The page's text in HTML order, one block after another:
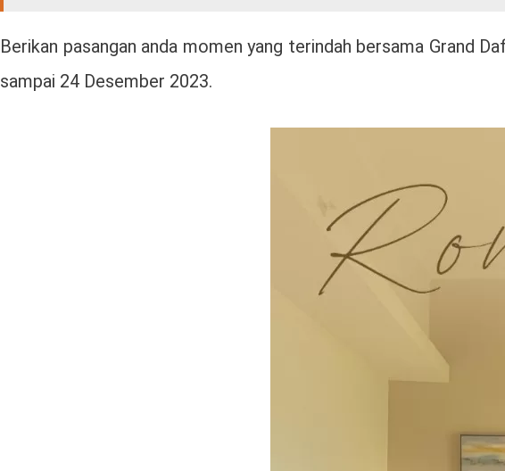
Berikan pasangan anda momen yang terindah bersama Grand
sampai 24 Desember 2023.